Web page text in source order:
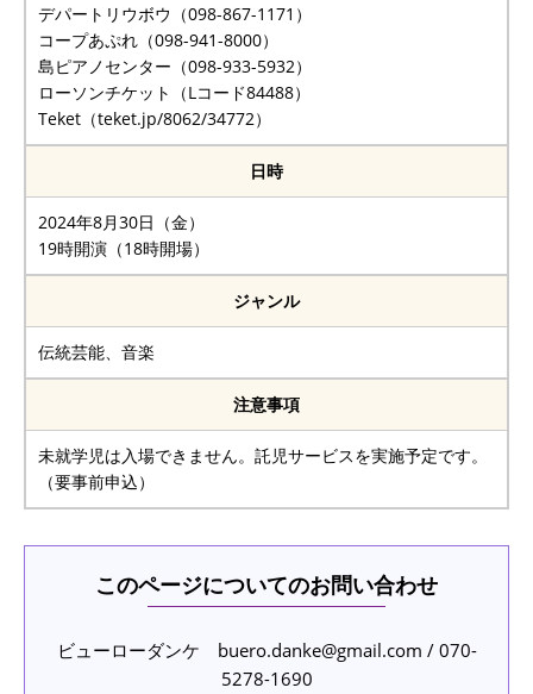
デパートリウボウ（098-867-1171）
コープあぷれ（098-941-8000）
島ピアノセンター（098-933-5932）
ローソンチケット（Lコード84488）
Teket（teket.jp/8062/34772）
日時
2024年8月30日（金）
19時開演（18時開場）
ジャンル
伝統芸能、音楽
注意事項
未就学児は入場できません。託児サービスを実施予定です。
（要事前申込）
このページについてのお問い合わせ
ビューローダンケ buero.danke@gmail.com / 070-
5278-1690